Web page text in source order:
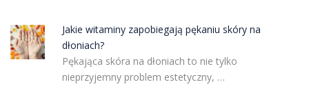
Jakie witaminy zapobiegają pękaniu skóry na
dłoniach?
Pękająca skóra na dłoniach to nie tylko
nieprzyjemny problem estetyczny, …